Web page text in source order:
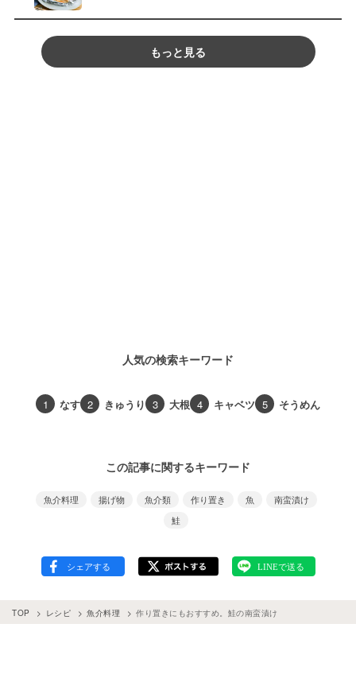
もっと見る
人気の検索キーワード
1 なす 2 きゅうり 3 大根 4 キャベツ 5 そうめん
この記事に関するキーワード
魚介料理 揚げ物 魚介類 作り置き 魚
南蛮漬け
鮭
TOP レシピ 魚介料理 作り置きにもおすすめ。鮭の南蛮漬け